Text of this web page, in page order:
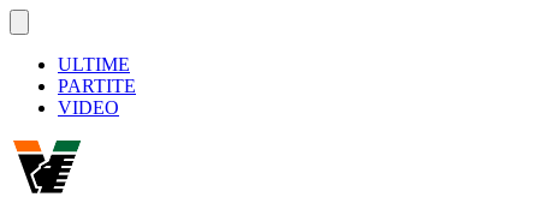
ULTIME
PARTITE
VIDEO